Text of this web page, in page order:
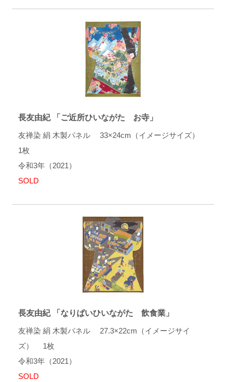
長友由紀 「ご近所ひいながた お寺」
友禅染 絹 木製パネル 33×24cm（イメージサイズ）
1枚
令和3年（2021）
SOLD
長友由紀 「なりぱいひいながた 飲食業」
友禅染 絹 木製パネル 27.3×22cm（イメージサイ
ズ） 1枚
令和3年（2021）
SOLD